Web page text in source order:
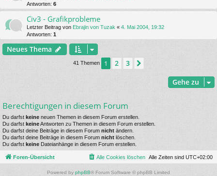
Antworten: 6
Civ3 - Grafikprobleme
Letzter Beitrag von Ebrajin von Tuzak « 4. Mai 2004, 19:32
Antworten: 1
Neues Thema
41 Themen 1 2 3
Gehe zu
Berechtigungen in diesem Forum
Du darfst keine neuen Themen in diesem Forum erstellen.
Du darfst keineAntworten zu Themen in diesem Forum erstellen.
Du darfst deine Beiträge in diesem Forum nicht ändern.
Du darfst deine Beiträge in diesem Forum nicht löschen.
Du darfst keine Dateianhänge in diesem Forum erstellen.
Foren-Übersicht Alle Zeiten sind UTC+02:00
Alle Cookies löschen
Powered by phpBB® Forum Software © phpBB Limited